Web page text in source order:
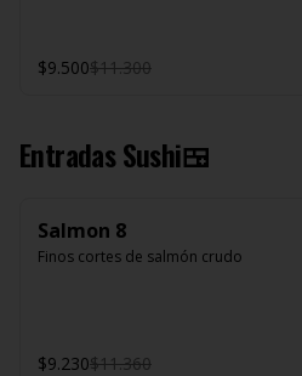
$9.500$11.300
Entradas Sushi🍱
Salmon 8
Finos cortes de salmón crudo
$9.230$11.360